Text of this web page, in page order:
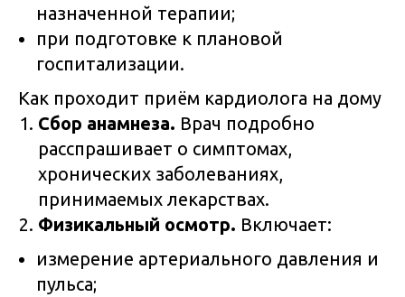
назначенной терапии;
при подготовке к плановой
госпитализации.
Как проходит приём кардиолога на дому
Сбор анамнеза. Врач подробно
расспрашивает о симптомах,
хронических заболеваниях,
принимаемых лекарствах.
Физикальный осмотр. Включает:
измерение артериального давления и
пульса;